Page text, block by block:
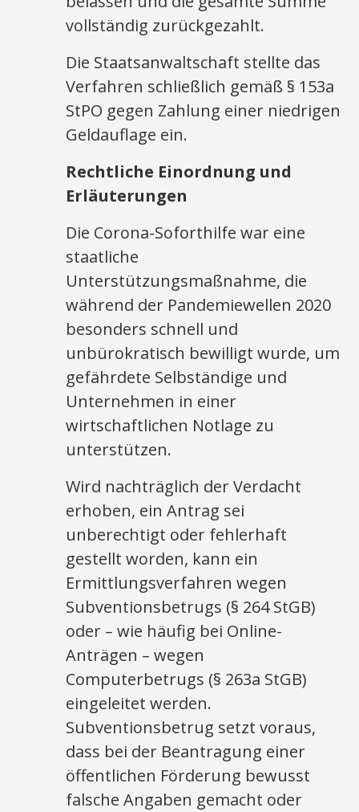
vollständig zurückgezahlt.
Die Staatsanwaltschaft stellte das
Verfahren schließlich gemäß § 153a
StPO gegen Zahlung einer niedrigen
Geldauflage ein.
Rechtliche Einordnung und
Erläuterungen
Die Corona-Soforthilfe war eine
staatliche
Unterstützungsmaßnahme, die
während der Pandemiewellen 2020
besonders schnell und
unbürokratisch bewilligt wurde, um
gefährdete Selbständige und
Unternehmen in einer
wirtschaftlichen Notlage zu
unterstützen.
Wird nachträglich der Verdacht
erhoben, ein Antrag sei
unberechtigt oder fehlerhaft
gestellt worden, kann ein
Ermittlungsverfahren wegen
Subventionsbetrugs (§ 264 StGB)
oder – wie häufig bei Online-
Anträgen – wegen
Computerbetrugs (§ 263a StGB)
eingeleitet werden.
Subventionsbetrug setzt voraus,
dass bei der Beantragung einer
öffentlichen Förderung bewusst
falsche Angaben gemacht oder